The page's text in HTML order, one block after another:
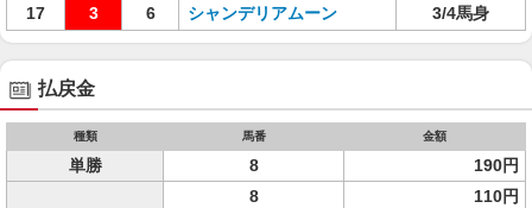
17
3 6 シャンデリアムーン 3/4馬身
払戻金
種類 馬番 金額
単勝 8 190円
8
110円